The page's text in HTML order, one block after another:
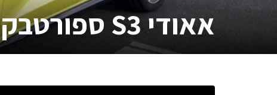
אאודי S3 ספורטבק